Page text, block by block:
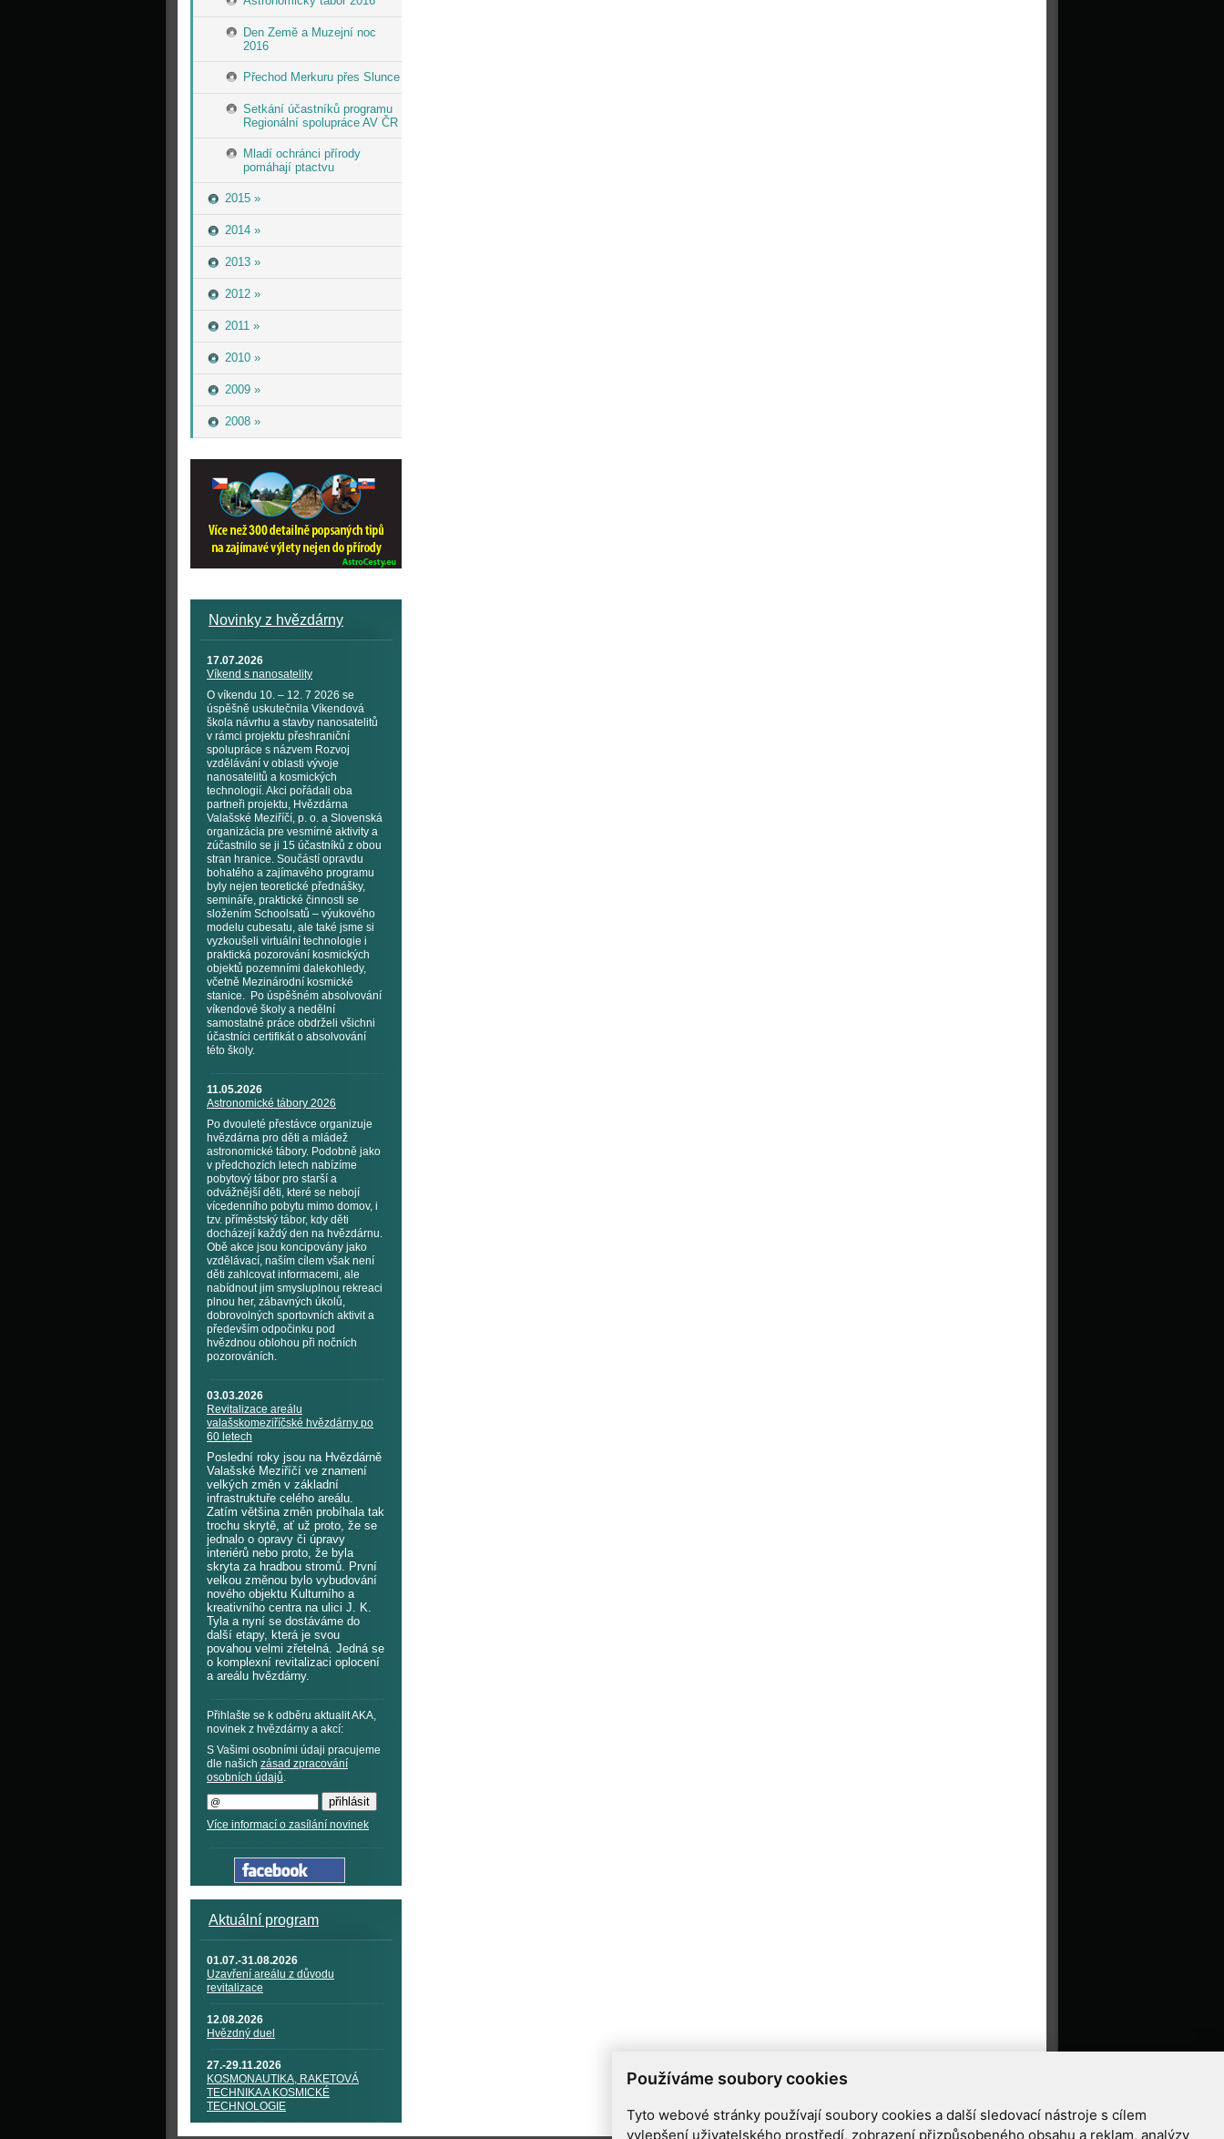
Používáme soubory cookies
Tyto webové stránky používají soubory cookies a další sledovací nástroje s cílem
vylepšení uživatelského prostředí, zobrazení přizpůsobeného obsahu a reklam, analýzy
Den Země a Muzejní noc
2016
Přechod Merkuru přes Slunce
Setkání účastníků programu
Regionální spolupráce AV ČR
Mladí ochránci přírody
pomáhají ptactvu
2015 »
2014 »
2013 »
2012 »
2011 »
2010 »
2009 »
2008 »
Novinky z hvězdárny
17.07.2026
Víkend s nanosatelity
O víkendu 10. – 12. 7 2026 se
úspěšně uskutečnila Víkendová
škola návrhu a stavby nanosatelitů
v rámci projektu přeshraniční
spolupráce s názvem Rozvoj
vzdělávání v oblasti vývoje
nanosatelitů a kosmických
technologií. Akci pořádali oba
partneři projektu, Hvězdárna
Valašské Meziříčí, p. o. a Slovenská
organizácia pre vesmírné aktivity a
zúčastnilo se ji 15 účastníků z obou
stran hranice. Součástí opravdu
bohatého a zajímavého programu
byly nejen teoretické přednášky,
semináře, praktické činnosti se
složením Schoolsatů – výukového
modelu cubesatu, ale také jsme si
vyzkoušeli virtuální technologie i
praktická pozorování kosmických
objektů pozemními dalekohledy,
včetně Mezinárodní kosmické
stanice. Po úspěšném absolvování
víkendové školy a nedělní
samostatné práce obdrželi všichni
účastníci certifikát o absolvování
této školy.
11.05.2026
Astronomické tábory 2026
Po dvouleté přestávce organizuje
hvězdárna pro děti a mládež
astronomické tábory. Podobně jako
v předchozích letech nabízíme
pobytový tábor pro starší a
odvážnější děti, které se nebojí
vícedenního pobytu mimo domov, i
tzv. příměstský tábor, kdy děti
docházejí každý den na hvězdárnu.
Obě akce jsou koncipovány jako
vzdělávací, naším cílem však není
děti zahlcovat informacemi, ale
nabídnout jim smysluplnou rekreaci
plnou her, zábavných úkolů,
dobrovolných sportovních aktivit a
především odpočinku pod
hvězdnou oblohou při nočních
pozorováních.
03.03.2026
Revitalizace areálu
valašskomeziříčské hvězdárny po
60 letech
Poslední roky jsou na Hvězdárně
Valašské Meziříčí ve znamení
velkých změn v základní
infrastruktuře celého areálu.
Zatím většina změn probíhala tak
trochu skrytě, ať už proto, že se
jednalo o opravy či úpravy
interiérů nebo proto, že byla
skryta za hradbou stromů. První
velkou změnou bylo vybudování
nového objektu Kulturního a
kreativního centra na ulici J. K.
Tyla a nyní se dostáváme do
další etapy, která je svou
povahou velmi zřetelná. Jedná se
o komplexní revitalizaci oplocení
a areálu hvězdárny.
Přihlašte se k odběru aktualit AKA,
novinek z hvězdárny a akcí:
S Vašimi osobními údaji pracujeme
dle našich zásad zpracování
osobních údajů.
Více informací o zasílání novinek
Aktuální program
01.07.-31.08.2026
Uzavření areálu z důvodu
revitalizace
12.08.2026
Hvězdný duel
27.-29.11.2026
KOSMONAUTIKA, RAKETOVÁ
TECHNIKA A KOSMICKÉ
TECHNOLOGIE